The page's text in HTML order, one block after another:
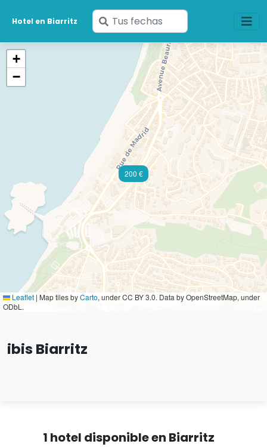
Hotel en Biarritz
Ingresa
tus
200 €
+
−
Leaflet | Map tiles byCarto, under CC BY 3.0. Data by OpenStreetMap, under
ODbL.
ibis Biarritz
1 hotel disponible en Biarritz